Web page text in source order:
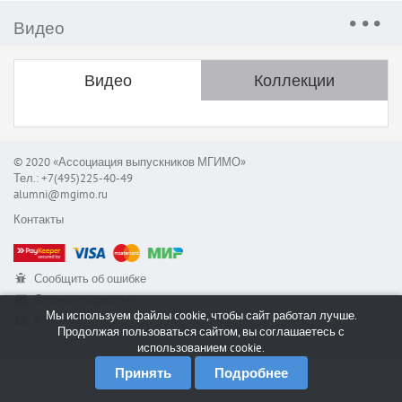
Видео
Видео Коллекции
© 2020 «Ассоциация выпускников МГИМО»
Тел.: +7(495)225-40-49
alumni@mgimo.ru
Контакты
Сообщить об ошибке
Служба поддержки
RSSМы используем файлы cookie, чтобы сайт работал лучше.
Продолжая пользоваться сайтом, вы соглашаетесь с
использованием cookie.
Принять Подробнее